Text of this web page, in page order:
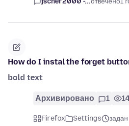
How do I instal the forget
bold text
Архивировано 1
Firefox Settings
задан